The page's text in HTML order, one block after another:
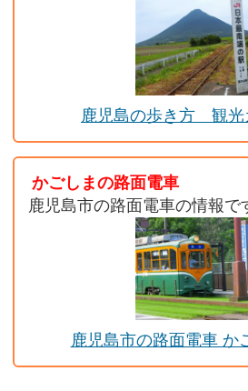
鹿児島の歩き方 観光
かごしまの路面電車
鹿児島市の路面電車の情報で
鹿児島市の路面電車 か